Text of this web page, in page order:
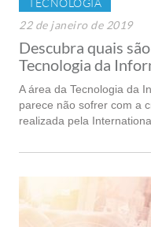
TECNOLOGIA
22 de janeiro de 2019
Descubra quais
Tecnologia da
A área da Tecnologia da
parece não sofrer com a
realizada pela